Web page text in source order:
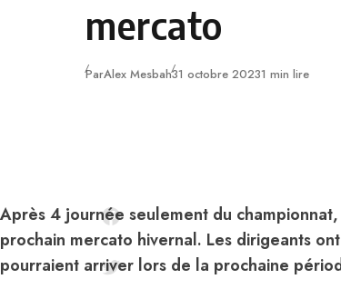
mercato
ParAlex MesbahPublié
31 octobre 20231 min lire
Après 4 journée seulement du
prochain mercato hivernal. Les dirigeants
pourraient arriver lors de la prochaine